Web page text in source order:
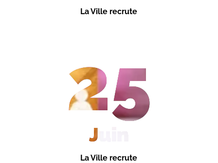
La Ville recrute
La Ville recrute
25
Juin